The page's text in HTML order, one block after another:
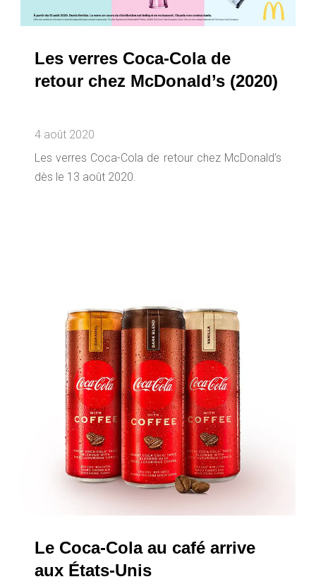
Les verres Coca-Cola de
retour chez McDonald’s (2020)
4 août 2020
Les verres Coca-Cola de retour chez McDonald’s
dès le 13 août 2020.
Le Coca-Cola au café arrive
aux États-Unis